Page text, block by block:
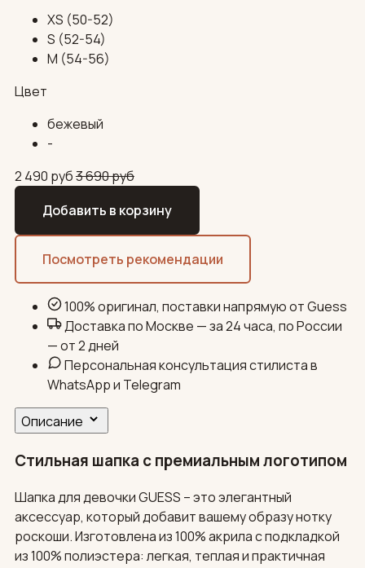
XS (50-52)
S (52-54)
M (54-56)
Цвет
бежевый
-
2 490 руб3 690руб
Добавить в корзину
Посмотреть рекомендации
100% оригинал, поставки напрямую от Guess
Доставка по Москве — за 24 часа, по России
— от 2 дней
Персональная консультация стилиста в
WhatsApp и Telegram
Описание
Стильная шапка с премиальным логотипом
Шапка для девочки GUESS – это элегантный
аксессуар, который добавит вашему образу нотку
роскоши. Изготовлена из 100% акрила с подкладкой
из 100% полиэстера: легкая, теплая и практичная